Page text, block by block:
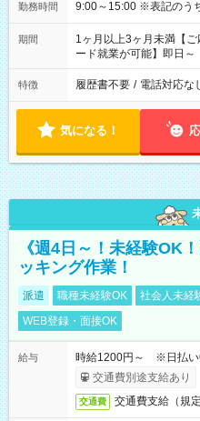
勤務時間 9:00～15:00 ※
期間
1ヶ月以上3ヶ月未満【
ード就業が可能】即日～
特徴 履歴書不要 / 電話対応な
気になる！
《週4日～！未経験OK
ッキング作業！
派遣 職種未経験OK 社会人未経
WEB登録・面接OK
給与
時給1200円～ ※日払い
交通費別途支給あり
交通費 交通費支給（規定